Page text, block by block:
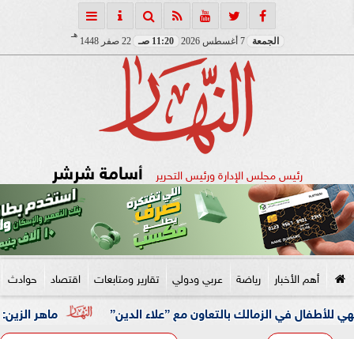
الجمعة 7 أغسطس 2026 11:20 صـ 22 صفر 1448
هـ
رئيس مجلس الإدارة ورئيس التحرير أسامة شرشر
أهم الأخبار رياضة عربي ودولي تقارير ومتابعات اقتصاد حوادث
ماهر الزين: 25 حافلة تُعيد 1250 سودانيًا ضمن الفوج الـ41.. والالتزام بوثائق السفر عزز انسيابية العودة الطوعية بالتعاون مع ”علاء الدين”